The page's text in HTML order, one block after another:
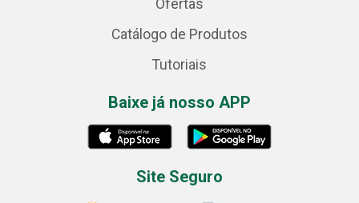
Ofertas
Catálogo de Produtos
Tutoriais
Baixe já nosso APP
Site Seguro